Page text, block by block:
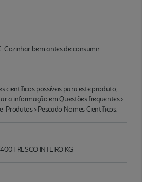
Cozinhar bem antes de consumir.
científicos possíveis para este produto,
a informação em Questões frequentes >
> Pescado Nomes Científicos.
FRESCO INTEIRO KG